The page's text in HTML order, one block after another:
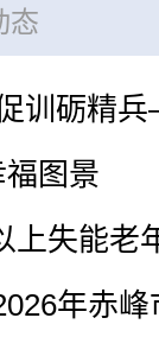
态
训砺精
养老护理
福图景
上失能老
见效年赤峰